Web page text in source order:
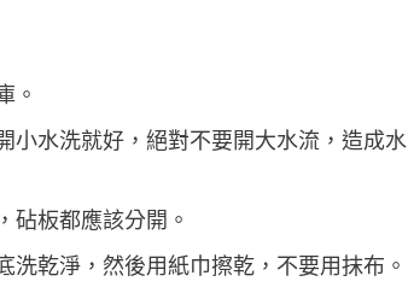
。
小水洗就好，絕對不要開大水流，造成水
砧板都應該分開。
乾淨，然後用紙巾擦乾，不要用抹布。